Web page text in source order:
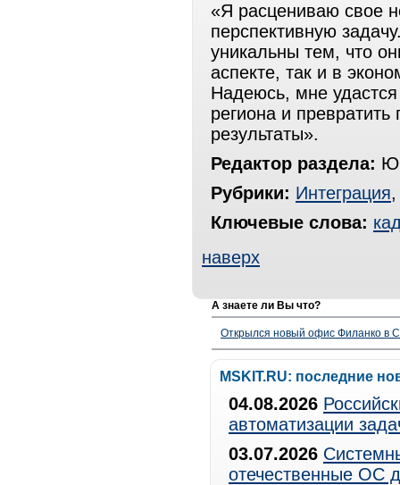
«Я расцениваю свое
перспективную
уникальны тем, что
аспекте, так и в
Надеюсь, мне
региона и
результаты».
Редактор раздела:
Рубрики: Интеграция
Ключевые слова:
наверх
А знаете ли Вы что?
Открылся новый офис Филанко в
MSKIT.RU: последние
04.08.2026
автоматизации
03.07.2026
отечественные ОС